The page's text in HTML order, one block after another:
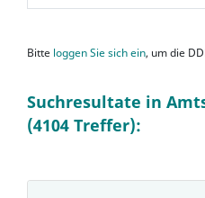
Bitte loggen Sie sich ein, um die
Suchresultate in
(4104 Treffer):